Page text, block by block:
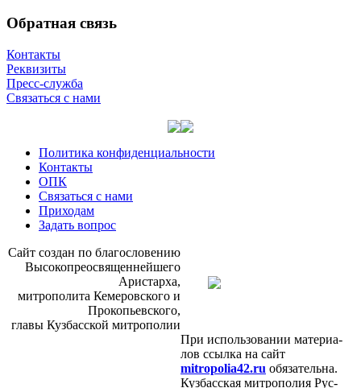
Обратная связь
Контакты
Реквизиты
Пресс-служба
Связаться с нами
Политика конфиденциальности
Контакты
ОПК
Связаться с нами
Приходам
Задать вопрос
Сайт со­здан по бла­го­сло­ве­нию
Вы­со­ко­прео­свя­щен­ней­ше­го
Ари­стар­ха,
мит­ро­по­ли­та Ке­ме­ров­ско­го и
Про­ко­пьев­ско­го,
гла­вы Куз­бас­ской мит­ро­по­лии
При ис­поль­зо­ва­нии ма­те­ри­а­
лов ссыл­ка на сайт
mitropolia42.ru обя­за­тель­на.
Куз­бас­ская мит­ро­по­лия Рус­